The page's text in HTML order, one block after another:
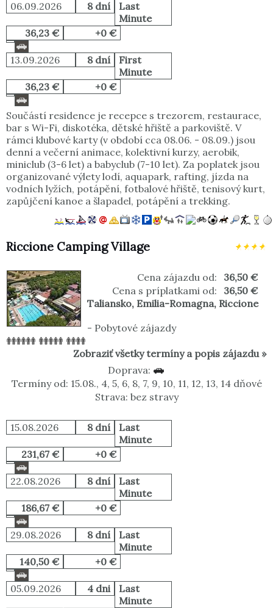
06.09.2026 8 dní
Last
Minute
36,23 €
+0 €
13.09.2026 8 dní
First
Minute
36,23 €
+0 €
Součástí residence je recepce s trezorem, restaurace,
bar s Wi-Fi, diskotéka, dětské hřiště a parkoviště. V
rámci klubové karty (v období cca 08.06. - 08.09.) jsou
denní a večerní animace, kolektivní kurzy, aerobik,
miniclub (3-6 let) a babyclub (7-10 let). Za poplatek jsou
organizované výlety lodí, aquapark, rafting, jízda na
vodních lyžích, potápění, fotbalové hřiště, tenisový kurt,
zapůjčení kanoe a šlapadel, potápění a trekking.
Riccione Camping Village
Cena zájazdu od:
36,50 €
Cena s príplatkami od:
36,50 €
Taliansko, Emilia-Romagna, Riccione
- Pobytové zájazdy
Zobraziť všetky termíny a popis zájazdu »
Doprava:
Termíny od: 15.08., 4, 5, 6, 8, 7, 9, 10, 11, 12, 13, 14 dňové
Strava: bez stravy
15.08.2026 8 dní
Last
Minute
231,67 €
+0 €
22.08.2026 8 dní
Last
Minute
186,67 €
+0 €
29.08.2026 8 dní
Last
Minute
140,50 €
+0 €
05.09.2026 4 dni
Last
Minute